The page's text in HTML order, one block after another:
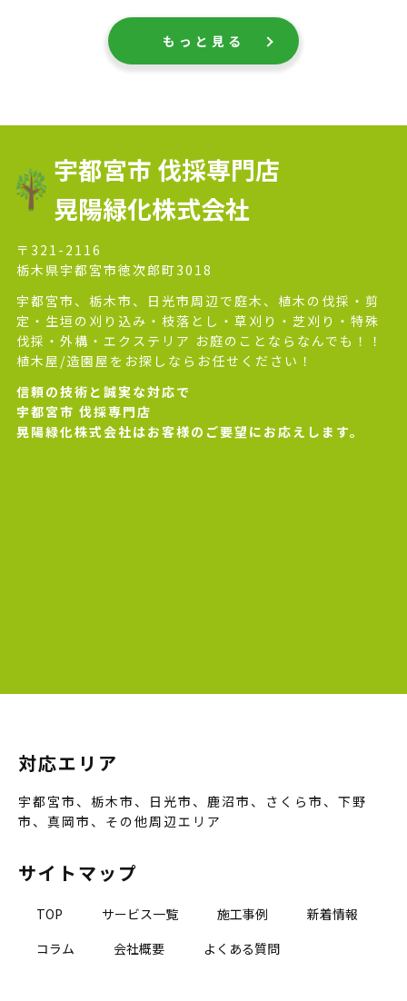
もっと見る
宇都宮市 伐採専門店
晃陽緑化株式会社
〒321-2116
栃木県宇都宮市徳次郎町3018
宇都宮市、栃木市、日光市周辺で庭木、植木の伐採・剪
定・生垣の刈り込み・枝落とし・草刈り・芝刈り・特殊
伐採・外構・エクステリア お庭のことならなんでも！！
植木屋/造園屋をお探しならお任せください！
信頼の技術と誠実な対応で
宇都宮市 伐採専門店
晃陽緑化株式会社はお客様のご要望にお応えします。
対応エリア
宇都宮市、栃木市、日光市、鹿沼市、さくら市、下野
市、真岡市、その他周辺エリア
サイトマップ
TOP サービス一覧 施工事例
新着情報
コラム
会社概要 よくある質問